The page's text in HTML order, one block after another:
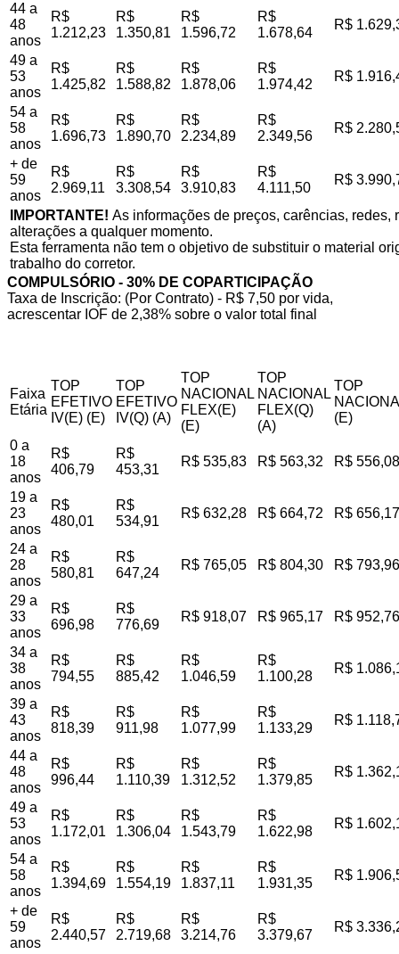
44 a
48
anos
R$
1.212,23
R$
1.350,81
R$
1.596,72
R$
1.678,64
R$
49 a
53
anos
R$
1.425,82
R$
1.588,82
R$
1.878,06
R$
1.974,42
R$
54 a
58
anos
R$
1.696,73
R$
1.890,70
R$
2.234,89
R$
2.349,56
R$
+ de
59
anos
R$
2.969,11
R$
3.308,54
R$
3.910,83
R$
4.111,50
R$
IMPORTANTE! As informações de preços, carências,
alterações a qualquer momento.
Esta ferramenta não tem o objetivo de substituir o material
trabalho do corretor.
COMPULSÓRIO - 30% DE COPARTICIPAÇÃO
Taxa de Inscrição: (Por Contrato) - R$ 7,50 por vida,
acrescentar IOF de 2,38% sobre o valor total final
Faixa
Etária
TOP
EFETIVO
IV(E) (E)
TOP
EFETIVO
IV(Q) (A)
TOP
NACIONAL
FLEX(E)
(E)
TOP
NACIONAL
FLEX(Q)
(A)
TOP
(E)
0 a
18
anos
R$
406,79
R$
453,31
R$ 535,83 R$ 563,32 R$ 556,08
19 a
23
anos
R$
480,01
R$
534,91
R$ 632,28 R$ 664,72 R$ 656,17
24 a
28
anos
R$
580,81
R$
647,24
R$ 765,05 R$ 804,30 R$ 793,96
29 a
33
anos
R$
696,98
R$
776,69
R$ 918,07 R$ 965,17 R$ 952,76
34 a
38
anos
R$
794,55
R$
885,42
R$
1.046,59
R$
1.100,28
R$
39 a
43
anos
R$
818,39
R$
911,98
R$
1.077,99
R$
1.133,29
R$
44 a
48
anos
R$
996,44
R$
1.110,39
R$
1.312,52
R$
1.379,85
R$
49 a
53
anos
R$
1.172,01
R$
1.306,04
R$
1.543,79
R$
1.622,98
R$
54 a
58
anos
R$
1.394,69
R$
1.554,19
R$
1.837,11
R$
1.931,35
R$
+ de
59
anos
R$
2.440,57
R$
2.719,68
R$
3.214,76
R$
3.379,67
R$